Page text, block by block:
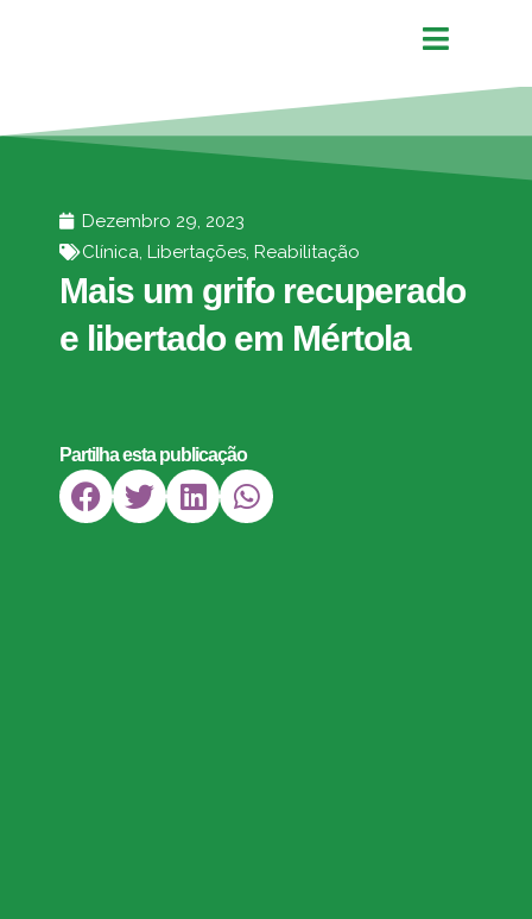
Dezembro 29, 2023
Clínica, Libertações, Reabilitação
Mais um grifo recuperado
e libertado em Mértola
Partilha esta publicação